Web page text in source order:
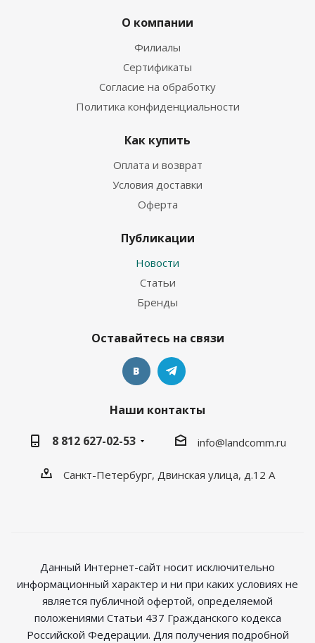
О компании
Филиалы
Сертификаты
Согласие на обработку
Политика конфиденциальности
Как купить
Оплата и возврат
Условия доставки
Оферта
Публикации
Новости
Статьи
Бренды
Оставайтесь на связи
Наши контакты
8 812 627-02-53
info@landcomm.ru
Санкт-Петербург, Двинская улица, д.12 А
Данный Интернет-сайт носит исключительно
информационный характер и ни при каких условиях не
является публичной офертой, определяемой
положениями Статьи 437 Гражданского кодекса
Российской Федерации. Для получения подробной